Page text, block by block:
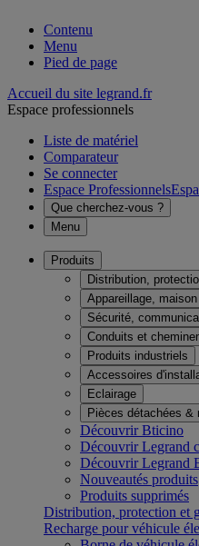
Contenu
Menu
Pied de page
Accueil du site legrand.fr
Espace professionnels
Liste de matériel
Comparateur
Se connecter
Espace Professionnels
Que cherchez-vous ?
Menu
Produits
Distribution,
Appareillage,
Sécurité,
Conduits et
Produits industriels
Accessoires
Eclairage
Pièces détachées &
Découvrir Bticino
Découvrir Legrand
Découvrir Legrand
Nouveautés produits
Produits supprimés
Distribution, protection et
Recharge pour véhicule